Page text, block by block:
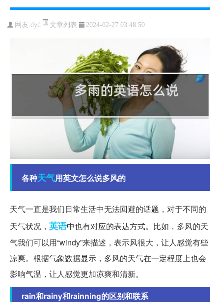
网友:dyd 文章列表 2024-02-27 03:48:50
各种天气用英文怎么说多风的
天气一直是我们日常生活中无法回避的话题，对于不同的
天气状况， 英语中也有对应的表达方式。比如，多风的天
气我们可以用“windy”来描述，表示风很大，让人感觉有些
凉爽。根据气象数据显示，多风的天气在一定程度上也会
影响气温，让人感觉更加凉爽和清新。
rain和rainy和rainning的区别和联系